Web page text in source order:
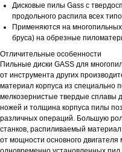
Дисковые пилы Gass с
продольного распила всех
Применяются на
бруса) на обрезные
Отличительные особенности
Пильные диски GASS для
от инструмента других
материал корпуса из специально
мелкозернистые твердые сплавы
ножей и толщина корпуса пилы
различных операций. Большую
станков, распиливаемый
от мощности основного двигателя